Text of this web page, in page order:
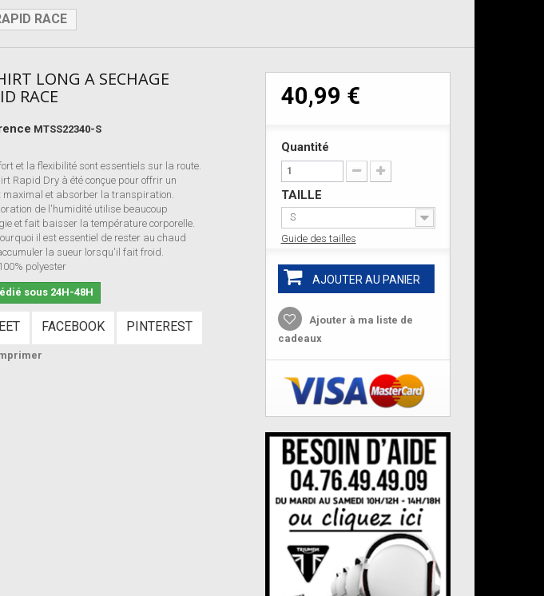
RACE
LONG A SECHAGE
RACE
MTSS22340-S
et la flexibilité sont essentiels sur la route.
Rapid Dry à été conçue pour offrir un
maximal et absorber la transpiration.
de l'humidité utilise beaucoup
et fait baisser la température corporelle.
il est essentiel de rester au chaud
la sueur lorsqu'il fait froid.
polyester
sous 24H-48H
FACEBOOK PINTEREST
40,99 €
Quantité
TAILLE
S
Guide des tailles
AJOUTER AU PANIER
Ajouter à ma liste de
cadeaux